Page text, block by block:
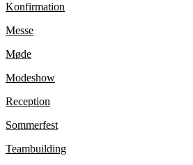
Konfirmation
Messe
Møde
Modeshow
Reception
Sommerfest
Teambuilding